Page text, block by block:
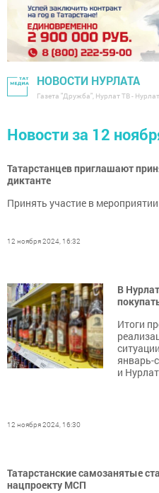
НОВОСТИ НУРЛАТА
Газета "Дружба", Нурлат ТВ -
Новости за 12
Татарстанцев приглашают
диктанте
Принять участие в
12 ноября 2024, 16:32
В
Итоги
январь-
и
12 ноября 2024, 16:30
Татарстанские самозанятые
нацпроекту МСП